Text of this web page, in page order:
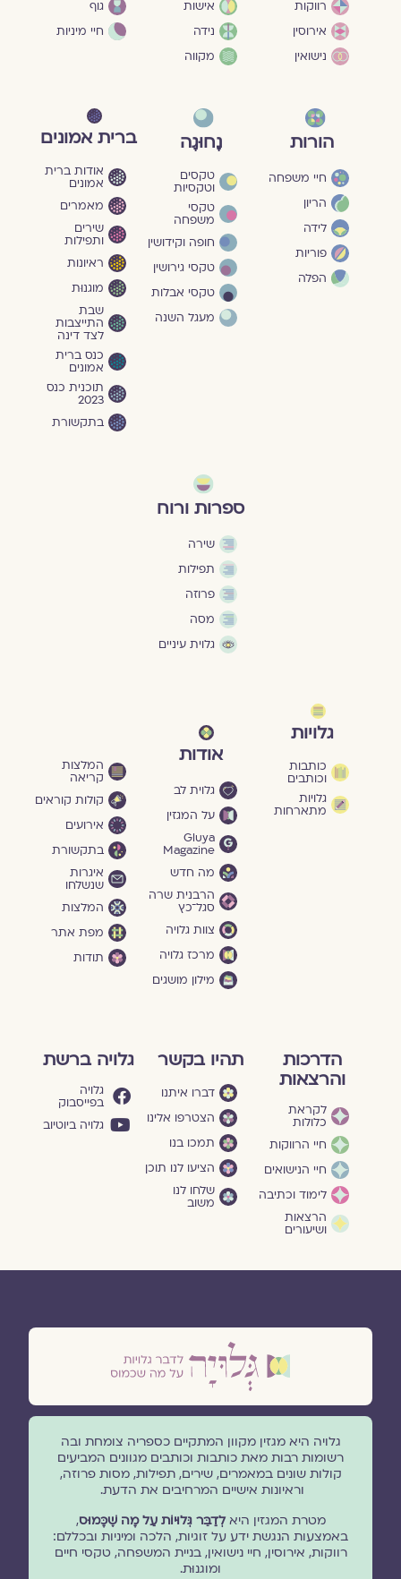
רווקות
אירוסין
נישואין
אישות
נידה
מקווה
גוף
חיי מיניות
הורות
חיי משפחה
הריון
לידה
פוריות
הפלה
נָחוּגָה
טקסים
וטקסיות
טקסי
משפחה
חופה וקידושין
טקסי גירושין
טקסי אבלות
מעגל השנה
ברית אמונים
אודות ברית
אמונים
מאמרים
שירים
ותפילות
ראיונות
מוגנוּת
שבת
התייצבות
לצד דינה
כנס ברית
אמונים
תוכנית כנס
2023
בתקשורת
ספרות ורוח
שירה
תפילות
פרוזה
מסה
גלוית עיניים
גלויות
כותבות
וכותבים
גלויות
מתארחות
אודות
גלוית לב
על המגזין
Gluya
Magazine
מה חדש
הרבנית שרה
סגל־כץ
צוות גלויה
מרכז גלויה
מילון מושגים
המלצות
קריאה
קולות קוראים
אירועים
בתקשורת
איגרות
שנשלחו
המלצות
מפת אתר
תודות
הדרכות
והרצאות
לקראת
כלולות
חיי הרווקות
חיי הנישואים
לימוד וכתיבה
הרצאות
ושיעורים
תהיו בקשר
דברו איתנו
הצטרפו אלינו
תמכו בנו
הציעו לנו תוכן
שלחו לנו
משוב
גלויה ברשת
גלויה
בפייסבוק
גלויה ביוטיוב
גלויה היא מגזין מקוון המתקיים כספריה צומחת ובה
רשומות רבות מאת כותבות וכותבים מגוונים המביעים
קולות שונים במאמרים, שירים, תפילות, מסות פרוזה,
וראיונות אישיים המרחיבים את הדעת.
מטרת המגזין היאלְדַבֵּר גְּלוּיוֹת עַל מָה שֶׁכָּמוּס,
באמצעות הנגשת ידע על זוגיות, הלכה ומיניות ובכללם:
רווקות, אירוסין, חיי נישואין, בניית המשפחה, טקסי חיים
ומוגנוּת.